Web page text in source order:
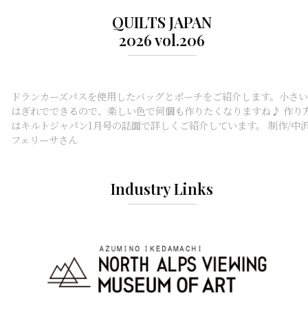
QUILTS JAPAN
2026 vol.206
ドランカーズパスを使用したバッグとポーチをご紹介します。小さい
はぎれでできるので、楽しい色で何個も作りたくなりますね♪ 作り
はキルトジャパン1月号の誌面で詳しくご紹介しています。 制作/中
フェリーサさん
Industry Links